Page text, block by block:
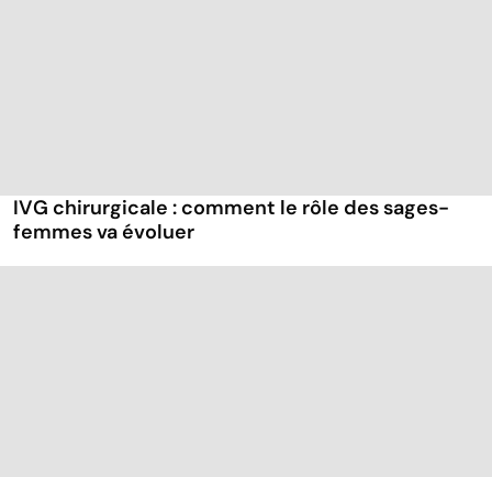
IVG chirurgicale : comment le rôle des sages-
femmes va évoluer